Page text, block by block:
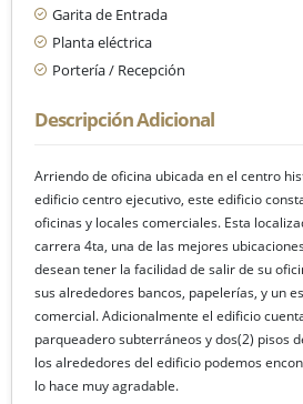
Garita de Entrada
Planta eléctrica
Portería / Recepción
Descripción Adicional
Arriendo de oficina ubicada en el centro
edificio centro ejecutivo, este edificio
oficinas y locales comerciales. Esta
carrera 4ta, una de las mejores
desean tener la facilidad de salir de su
sus alrededores bancos, papelerías, y un
comercial. Adicionalmente el edificio
parqueadero subterráneos y dos(2) pisos
los alrededores del edificio podemos
lo hace muy agradable.